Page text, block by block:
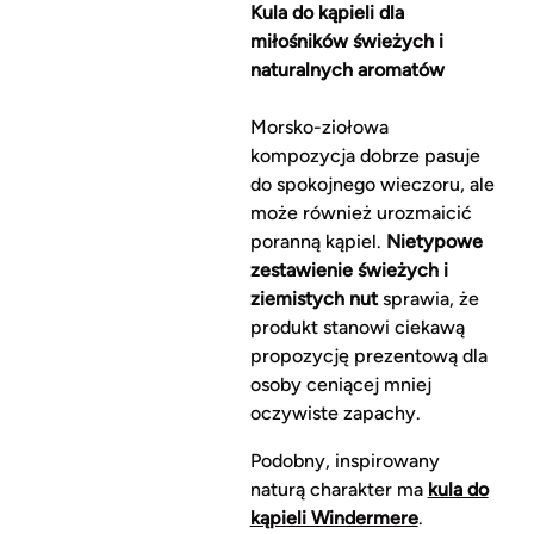
Kula do kąpieli dla
miłośników świeżych i
naturalnych aromatów
Morsko-ziołowa
kompozycja dobrze pasuje
do spokojnego wieczoru, ale
może również urozmaicić
poranną kąpiel. Nietypowe
zestawienie świeżych i
ziemistych nutsprawia, że
produkt stanowi ciekawą
propozycję prezentową dla
osoby ceniącej mniej
oczywiste zapachy.
Podobny, inspirowany
naturą charakter ma kula do
kąpieli Windermere.